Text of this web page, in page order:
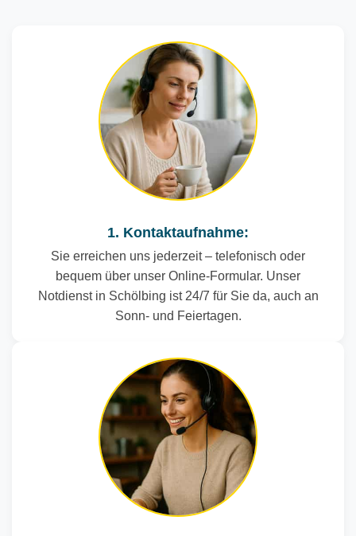
1. Kontaktaufnahme:
Sie erreichen uns jederzeit – telefonisch oder
bequem über unser Online-Formular. Unser
Notdienst in Schölbing ist 24/7 für Sie da, auch an
Sonn- und Feiertagen.